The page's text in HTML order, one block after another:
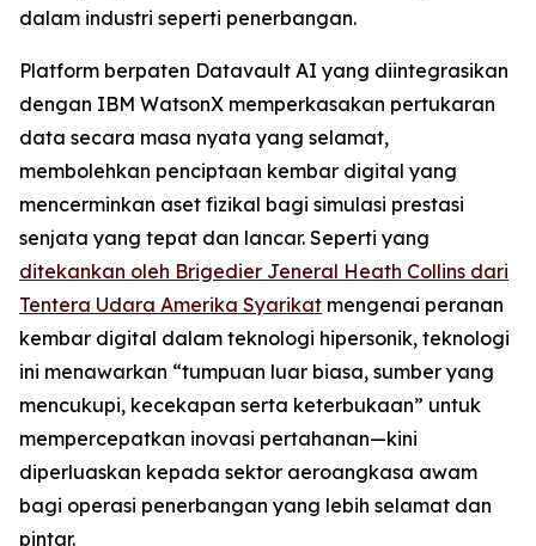
dalam industri seperti penerbangan.
Platform berpaten Datavault AI yang diintegrasikan
dengan IBM WatsonX memperkasakan pertukaran
data secara masa nyata yang selamat,
membolehkan penciptaan kembar digital yang
mencerminkan aset fizikal bagi simulasi prestasi
senjata yang tepat dan lancar. Seperti yang
ditekankan oleh Brigedier Jeneral Heath Collins dari
Tentera Udara Amerika Syarikat mengenai peranan
kembar digital dalam teknologi hipersonik, teknologi
ini menawarkan “tumpuan luar biasa, sumber yang
mencukupi, kecekapan serta keterbukaan” untuk
mempercepatkan inovasi pertahanan—kini
diperluaskan kepada sektor aeroangkasa awam
bagi operasi penerbangan yang lebih selamat dan
pintar.